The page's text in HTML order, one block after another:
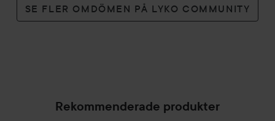
SE FLER OMDÖMEN PÅ LYKO COMMUNITY
Rekommenderade produkter